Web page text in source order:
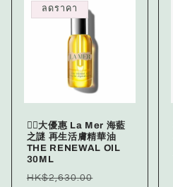
ลดราคา
❤️‍🔥大優惠 La Mer 海藍
之謎 再生活膚精華油
THE RENEWAL OIL
30ML
ราคา
HK$2,630.00